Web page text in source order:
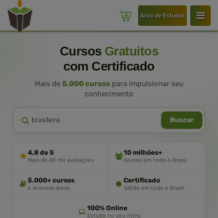
Área de Estudos
Cursos Gratuitos
com Certificado
Mais de 5.000 cursos para impulsionar seu
conhecimento
Buscar
4,8 de 5
Mais de 89 mil avaliações
10 milhões+
Alunos em todo o Brasil
5.000+ cursos
e diversas áreas
Certificado
Válido em todo o Brasil
100% Online
Estude no seu ritmo